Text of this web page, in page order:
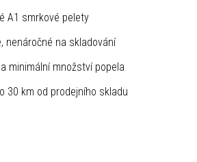
A1 smrkové pelety
nenáročné na skladování
minimální množství popela
30 km od prodejního skladu